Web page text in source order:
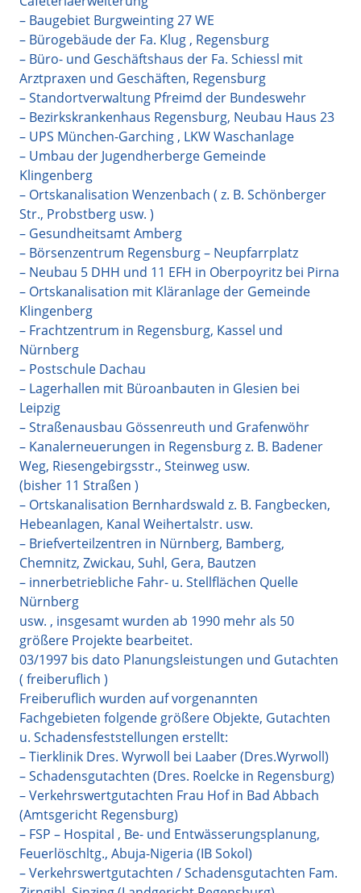
– Baugebiet Burgweinting 27 WE
– Bürogebäude der Fa. Klug , Regensburg
– Büro- und Geschäftshaus der Fa. Schiessl mit
Arztpraxen und Geschäften, Regensburg
– Standortverwaltung Pfreimd der Bundeswehr
– Bezirkskrankenhaus Regensburg, Neubau Haus 23
– UPS München-Garching , LKW Waschanlage
– Umbau der Jugendherberge Gemeinde
Klingenberg
– Ortskanalisation Wenzenbach ( z. B. Schönberger
Str., Probstberg usw. )
– Gesundheitsamt Amberg
– Börsenzentrum Regensburg – Neupfarrplatz
– Neubau 5 DHH und 11 EFH in Oberpoyritz bei Pirna
– Ortskanalisation mit Kläranlage der Gemeinde
Klingenberg
– Frachtzentrum in Regensburg, Kassel und
Nürnberg
– Postschule Dachau
– Lagerhallen mit Büroanbauten in Glesien bei
Leipzig
– Straßenausbau Gössenreuth und Grafenwöhr
– Kanalerneuerungen in Regensburg z. B. Badener
Weg, Riesengebirgsstr., Steinweg usw.
(bisher 11 Straßen )
– Ortskanalisation Bernhardswald z. B. Fangbecken,
Hebeanlagen, Kanal Weihertalstr. usw.
– Briefverteilzentren in Nürnberg, Bamberg,
Chemnitz, Zwickau, Suhl, Gera, Bautzen
– innerbetriebliche Fahr- u. Stellflächen Quelle
Nürnberg
usw. , insgesamt wurden ab 1990 mehr als 50
größere Projekte bearbeitet.
03/1997 bis dato Planungsleistungen und Gutachten
( freiberuflich )
Freiberuflich wurden auf vorgenannten
Fachgebieten folgende größere Objekte, Gutachten
u. Schadensfeststellungen erstellt:
– Tierklinik Dres. Wyrwoll bei Laaber (Dres.Wyrwoll)
– Schadensgutachten (Dres. Roelcke in Regensburg)
– Verkehrswertgutachten Frau Hof in Bad Abbach
(Amtsgericht Regensburg)
– FSP – Hospital , Be- und Entwässerungsplanung,
Feuerlöschltg., Abuja-Nigeria (IB Sokol)
– Verkehrswertgutachten / Schadensgutachten Fam.